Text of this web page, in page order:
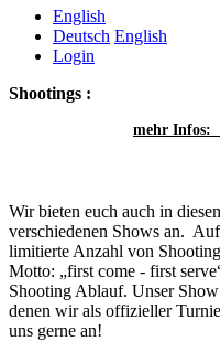
English
Deutsch English
Login
Shootings :
mehr Infos:
Wir bieten euch auch in
verschiedenen Shows an.
limitierte Anzahl von
Motto: „first come - first
Shooting Ablauf. Unser
denen wir als offizieller
uns gerne an!